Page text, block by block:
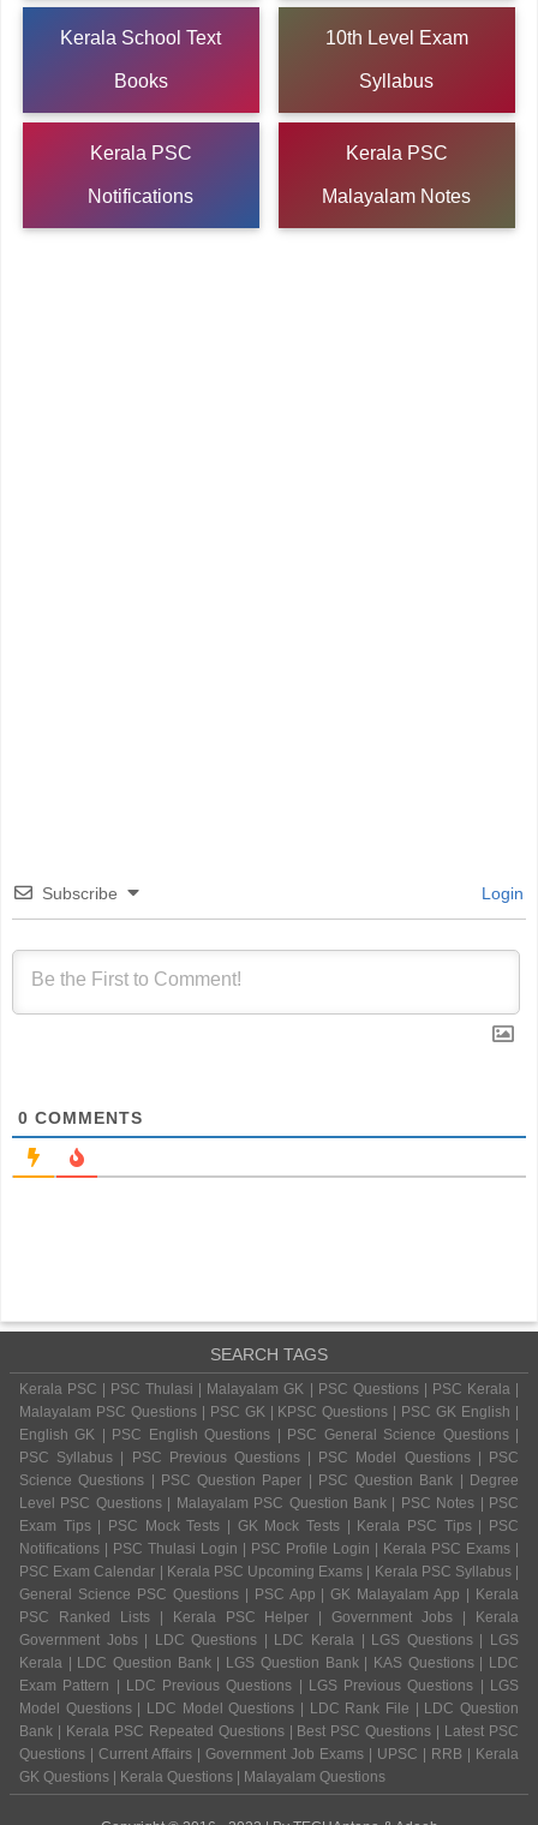
Kerala School Text
Books
10th Level Exam
Syllabus
Kerala PSC
Notifications
Kerala PSC
Malayalam Notes
Subscribe Login
0 COMMENTS
SEARCH TAGS
Kerala PSC | PSC Thulasi | Malayalam GK | PSC Questions | PSC Kerala |
Malayalam PSC Questions | PSC GK | KPSC Questions | PSC GK English |
English GK | PSC English Questions | PSC General Science Questions |
PSC Syllabus | PSC Previous Questions | PSC Model Questions | PSC
Science Questions | PSC Question Paper | PSC Question Bank | Degree
Level PSC Questions | Malayalam PSC Question Bank | PSC Notes | PSC
Exam Tips | PSC Mock Tests | GK Mock Tests | Kerala PSC Tips | PSC
Notifications | PSC Thulasi Login | PSC Profile Login | Kerala PSC Exams |
PSC Exam Calendar | Kerala PSC Upcoming Exams | Kerala PSC Syllabus |
General Science PSC Questions | PSC App | GK Malayalam App | Kerala
PSC Ranked Lists | Kerala PSC Helper | Government Jobs | Kerala
Government Jobs | LDC Questions | LDC Kerala | LGS Questions | LGS
Kerala | LDC Question Bank | LGS Question Bank | KAS Questions | LDC
Exam Pattern | LDC Previous Questions | LGS Previous Questions | LGS
Model Questions | LDC Model Questions | LDC Rank File | LDC Question
Bank | Kerala PSC Repeated Questions | Best PSC Questions | Latest PSC
Questions | Current Affairs | Government Job Exams | UPSC | RRB | Kerala
GK Questions | Kerala Questions | Malayalam Questions